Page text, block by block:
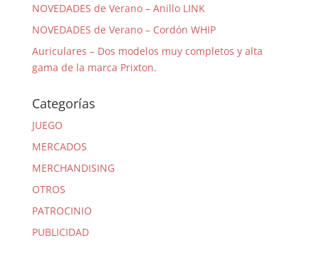
NOVEDADES de Verano – Anillo LINK
NOVEDADES de Verano – Cordón WHIP
Auriculares – Dos modelos muy completos y alta
gama de la marca Prixton.
Categorías
JUEGO
MERCADOS
MERCHANDISING
OTROS
PATROCINIO
PUBLICIDAD